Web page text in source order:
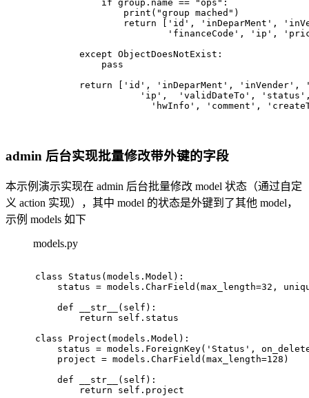
if group.name == "ops" :
print ( "group mached" )
return
'id' , 'inDeparMent' ,
'financeCode' , 'ip' ,
except ObjectDoesNotExist:
pass
return
'id' , 'inDeparMent' , 'inVender' ,
'ip' , 'validDateTo' , 'status'
'hwInfo' , 'comment' ,
admin 后台实现批量修改带外键的字段
本示例演示实现在 admin 后台批量修改 model 状态（通过自定
义 action 实现），其中 model 的状态是外键到了其他 model，
示例 models 如下
models.py
class Status (models.Model):
    status = models.CharField(max_length=
32 ,
def
__str__ ( self ):
return self.status
class
Project (models.Model):
    status = models.ForeignKey(
'Status' ,
    project = models.CharField(max_length=
128 )
def
__str__ ( self ):
return self.project